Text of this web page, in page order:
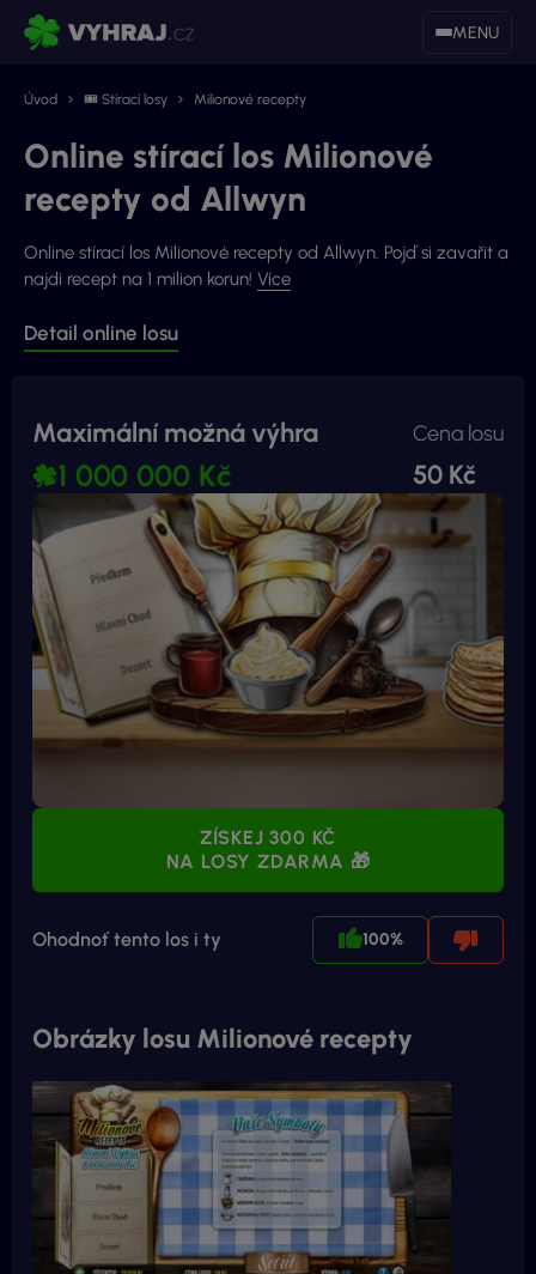
MENU
Úvod 🎟 Stírací losy Milionové recepty
Online stírací los Milionové
recepty od Allwyn
Online stírací los Milionové recepty od Allwyn. Pojď si zavařit a
najdi recept na 1 milion korun! Více
Detail online losu
Maximální možná výhra
1 000 000 Kč
Cena losu
50 Kč
ZÍSKEJ 300 KČ
NA LOSY ZDARMA 🎁
Ohodnoť tento los i ty 100%
Obrázky losu Milionové recepty